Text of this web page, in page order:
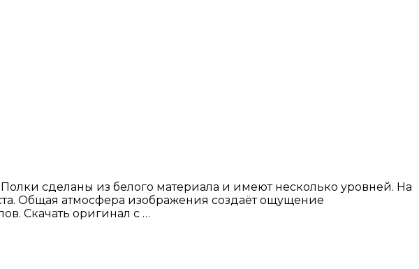
сделаны из белого материала и имеют несколько уровней. На
Общая атмосфера изображения создаёт ощущение
Скачать оригинал с …